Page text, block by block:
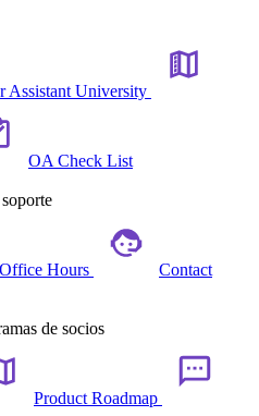
Assistant University
OA Check List
Office Hours
Contact
de socios
Product Roadmap